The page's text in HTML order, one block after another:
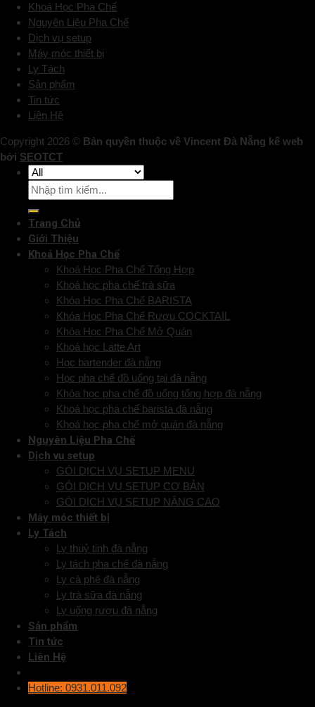
Khoá Học Pha Chế
Nguyên Liệu Pha Chế
Dịch vụ setup
Máy móc thiết bị
Ly Tách
Sản phẩm
Tin tức
Liên Hệ
Copyright 2026 © Bản quyền thuộc về Vincent Đà Nẵng kế web
bởi SEOTCT
Trang Chủ
Giới Thiệu
Khoá Học Pha Chế
Khoá Học Pha Chế Tổng Hợp
Khoá học pha chế trà sữa
Khóa Học Pha Chế BARISTA
Khóa Học Pha Chế Rượu COCKTAIL
Khóa Học Pha Chế Mở Quán
Khoá học Latte Art
Học bartender đà nẵng
Học pha chế đồ uống tại đà nẵng
Khóa học pha chế đồ uống tổng hợp đà nẵng
Khoá học pha chế barista đà nẵng
Khoá học pha chế mở quán đà nẵng
Nguyên Liệu Pha Chế
Dịch vụ setup
GÓI DỊCH VỤ SETUP MENU
GÓI DỊCH VỤ SETUP CƠ BẢN
GÓI DỊCH VỤ SETUP NÂNG CAO
Máy móc thiết bị
Ly Tách
Ly thuỷ tinh đà nẵng
Ly tách pha chế đà nẵng
Ly cà phê đà nẵng
Ly trà sữa đà nẵng
Ly uống rượu đà nẵng
Sản phẩm
Tin tức
Liên Hệ
Hotline: 0931.011.092